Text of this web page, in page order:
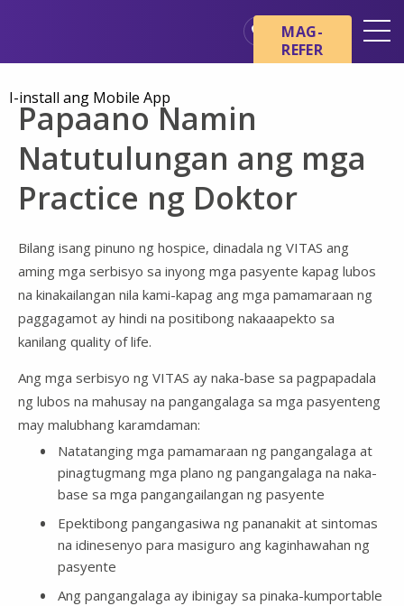
Mga Pangunahing Kaalaman
tungkol sa Hospice
Ang aming mga Serbisyo
Healthcare Professionals
alaga
MAG-
REFER
I-install ang Mobile App
Papaano Namin
Natutulungan ang mga
Practice ng Doktor
Bilang isang pinuno ng hospice, dinadala ng VITAS ang
aming mga serbisyo sa inyong mga pasyente kapag lubos
na kinakailangan nila kami-kapag ang mga pamamaraan ng
paggagamot ay hindi na positibong nakaaapekto sa
kanilang quality of life.
Ang mga serbisyo ng VITAS ay naka-base sa pagpapadala
ng lubos na mahusay na pangangalaga sa mga pasyenteng
may malubhang karamdaman:
Natatanging mga pamamaraan ng pangangalaga at
pinagtugmang mga plano ng pangangalaga na naka-
base sa mga pangangailangan ng pasyente
Epektibong pangangasiwa ng pananakit at sintomas
na idinesenyo para masiguro ang kaginhawahan ng
pasyente
Ang pangangalaga ay ibinigay sa pinaka-kumportable